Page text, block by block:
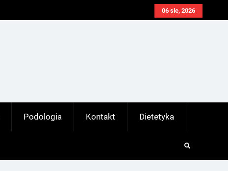
06 sie, 2026
Podologia Kontakt Dietetyka